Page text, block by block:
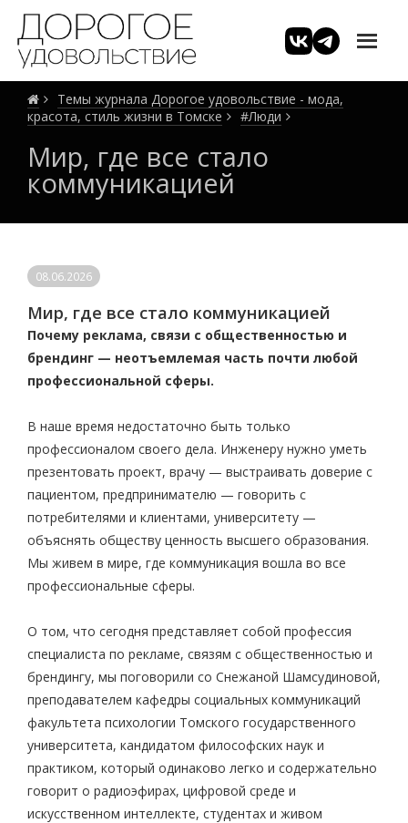
Темы журнала Дорогое удовольствие - мода,
красота, стиль жизни в Томске
#Люди
Мир, где все стало
коммуникацией
08.06.2026
Мир, где все стало коммуникацией
Почему реклама, связи с общественностью и
брендинг — неотъемлемая часть почти любой
профессиональной сферы.
В наше время недостаточно быть только
профессионалом своего дела. Инженеру нужно уметь
презентовать проект, врачу — выстраивать доверие с
пациентом, предпринимателю — говорить с
потребителями и клиентами, университету —
объяснять обществу ценность высшего образования.
Мы живем в мире, где коммуникация вошла во все
профессиональные сферы.
О том, что сегодня представляет собой профессия
специалиста по рекламе, связям с общественностью и
брендингу, мы поговорили со Снежаной Шамсудиновой,
преподавателем кафедры социальных коммуникаций
факультета психологии Томского государственного
университета, кандидатом философских наук и
практиком, который одинаково легко и содержательно
говорит о радиоэфирах, цифровой среде и
искусственном интеллекте, студентах и живом